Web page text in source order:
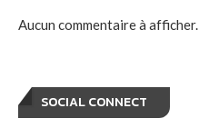
Aucun commentaire à afficher.
SOCIAL CONNECT